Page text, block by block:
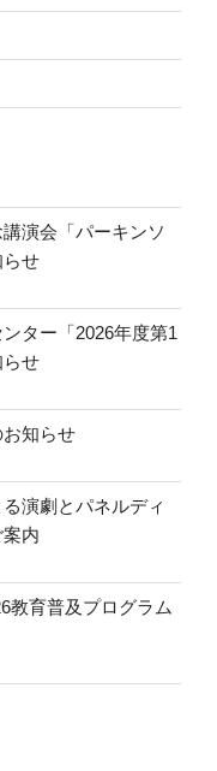
演会「パーキンソ
らせ
ター「2026年度第1
せ
知らせ
演劇とパネルディ
内
教育普及プログラム